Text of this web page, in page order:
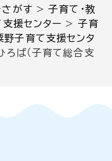
がす >子育て・教
援センター > 子育
野子育て支援センタ
ば（子育て総合支